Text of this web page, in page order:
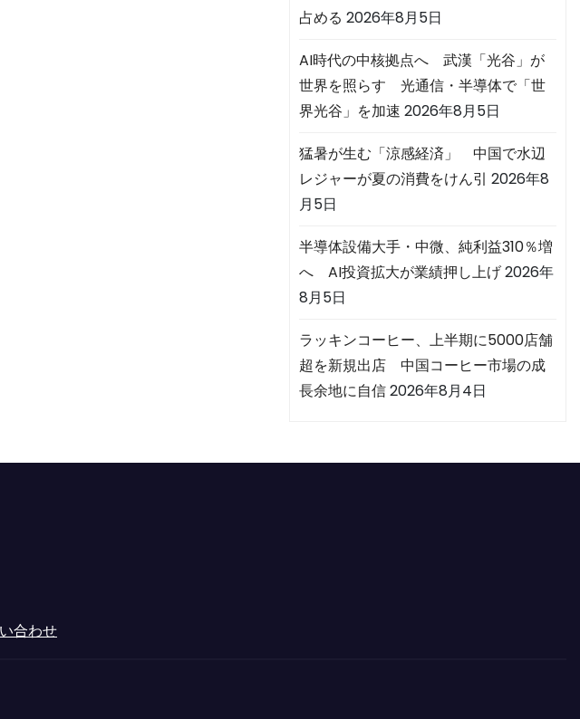
占める 2026年8月5日
AI時代の中核拠点へ 武漢「光谷」が
世界を照らす 光通信・半導体で「世
界光谷」を加速 2026年8月5日
猛暑が生む「涼感経済」 中国で水辺
レジャーが夏の消費をけん引 2026年8
月5日
半導体設備大手・中微、純利益310％増
へ AI投資拡大が業績押し上げ2026年
8月5日
ラッキンコーヒー、上半期に5000店舗
超を新規出店 中国コーヒー市場の成
長余地に自信2026年8月4日
合わせ